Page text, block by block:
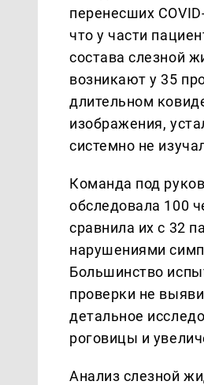
перенесших
что у части
состава слезной
возникают у 35
длительном
изображения,
системно не
Команда под
обследовала 100
сравнила их с 32
нарушениями
Большинство
проверки не
детальное
роговицы и
Анализ слезной